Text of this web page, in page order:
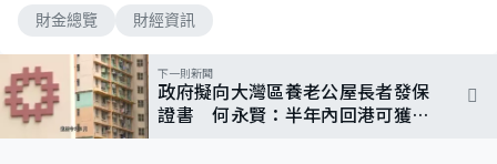
財金總覽 財經資訊
下一則新聞
政府擬向大灣區養老公屋長者發保
證書 何永賢：半年內回港可獲編